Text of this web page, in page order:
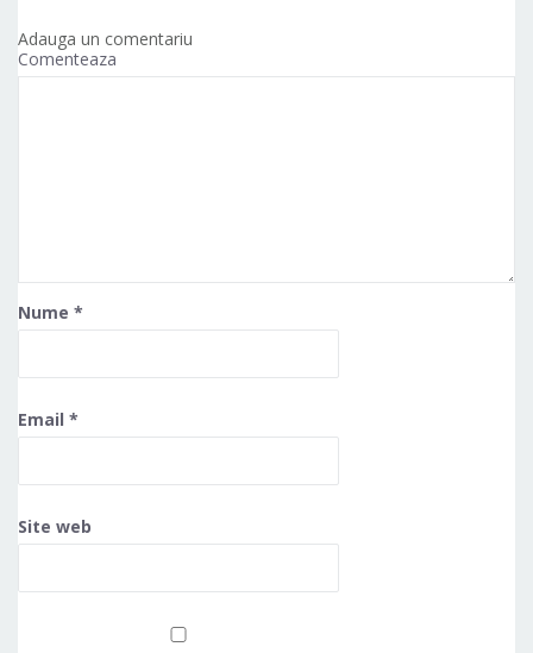
Adauga un comentariu
Comenteaza
Nume *
Email *
Site web